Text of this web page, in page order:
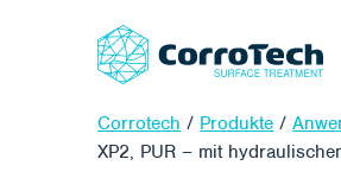
Corrotech / Produkte /
XP2, PUR – mit